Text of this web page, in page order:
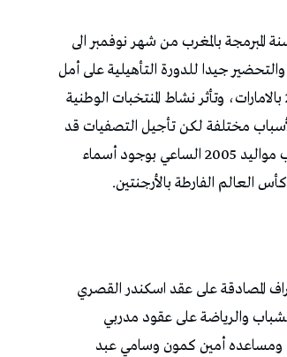
سياق متصل، سيتأجل موعد تصفيات كأس افريقيا لأقل من 17 سنة المبرمجة بالمغرب من شهر نوفمبر الى
جيدا للدورة التأهيلية على أمل
تدارك الخيبات التي ترافق هذا الصنف منذ التأهل الى “مونديال” 2013 بالامارات، وتأثر نشاط المنتخبات الوطنية
مختلفة لكن تأجيل التصفيات قد
يكون مفيدا رغم أن عدم إقامتها في تونس قد يقلّص من حظوظ منتخب مواليد 2005 الساعي بوجود أسماء
العالم الفارطة بالأرجنتين.
المصادقة على عقد اسكندر القصري
والرياضة على عقود مدربي
محمد التمري ومساعده أمين كمون وسامي عبد